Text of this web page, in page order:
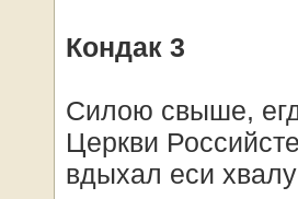
Кондак 3
Силою свыше,
Церкви
вдыхал еси